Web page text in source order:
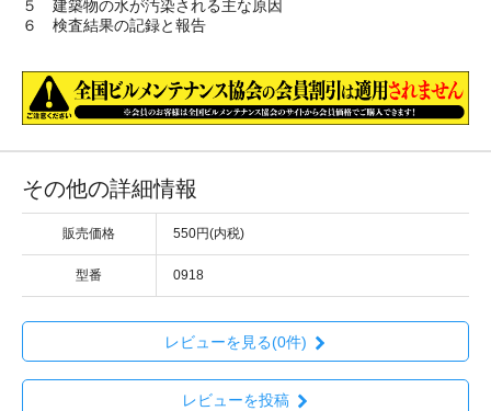
５ 建築物の水が汚染される主な原因
６ 検査結果の記録と報告
その他の詳細情報
販売価格 550円(内税)
型番 0918
レビューを見る(0件)
レビューを投稿